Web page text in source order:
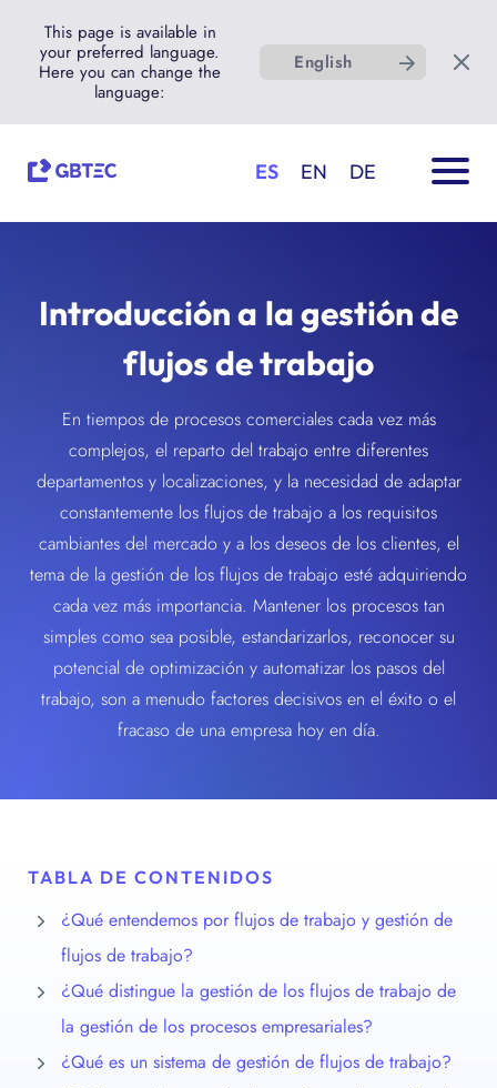
This page is available in
your preferred language.
Here you can change the
language:
English
ES EN DE
Introducción a la gestión de
flujos de trabajo
En tiempos de procesos comerciales cada vez más
complejos, el reparto del trabajo entre diferentes
departamentos y localizaciones, y la necesidad de adaptar
constantemente los flujos de trabajo a los requisitos
cambiantes del mercado y a los deseos de los clientes, el
tema de la gestión de los flujos de trabajo esté adquiriendo
cada vez más importancia. Mantener los procesos tan
simples como sea posible, estandarizarlos, reconocer su
potencial de optimización y automatizar los pasos del
trabajo, son a menudo factores decisivos en el éxito o el
fracaso de una empresa hoy en día.
TABLA DE CONTENIDOS
¿Qué entendemos por flujos de trabajo y gestión de
flujos de trabajo?
¿Qué distingue la gestión de los flujos de trabajo de
la gestión de los procesos empresariales?
¿Qué es un sistema de gestión de flujos de trabajo?